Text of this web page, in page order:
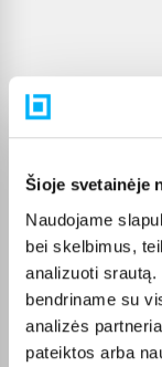
Šioje svetainėje
Naudojame
bei skelbimus,
analizuoti
bendriname su
analizės
pateiktos arba
Pirkėjų
Mano patys
Danutė G.
Puiki dovana darbui